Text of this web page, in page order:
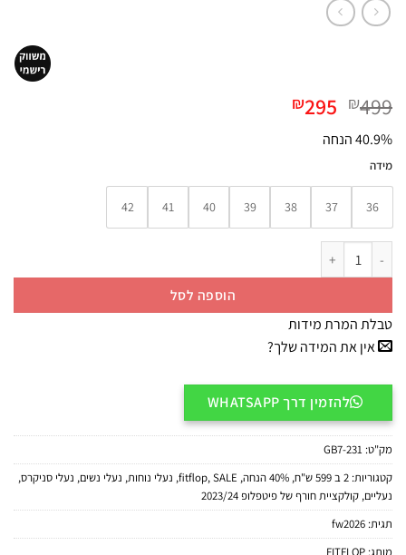
₪499 המחיר
היה:
₪295
40.9% הנחה
מידה
36
37
38
39
40
41
42
כמות של GB7-231 FITFLOP סניקרס שחור
הוספה לסל
טבלת המרת מידות
אין את המידה שלך?
להזמין דרך WHATSAPP
מק"ט: GB7-231
קטגוריות: 2 ב 599 ש"ח , 40% הנחה ,
fitflop,SALE
, נעלי נוחות, נעלי נשים, נעלי סניקרס,
נעליים, קולקציית חורף של פיטפלופ 2023/24
תגית: fw2026